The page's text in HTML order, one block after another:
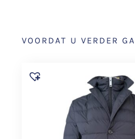
VOORDAT U VERDER